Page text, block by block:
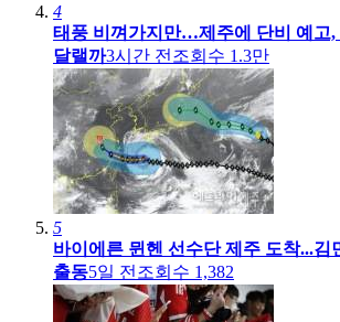
4
태풍 비껴가지만…제주에 단비 예고,
달랠까3시간 전 조회수 1.3만
5
바이에른 뮌헨 선수단 제주 도착...김
출동5일 전 조회수 1,382